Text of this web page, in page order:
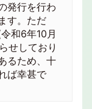
発行を行わ
す。ただ
和6年10月
せしており
るため、十
ば幸甚で